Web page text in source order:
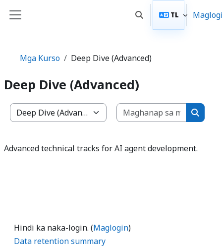
Lumaktaw patungo sa pangunahing nilalaman
Side panel I-toggle ang "input" sa
TL
Mga Kurso Deep Dive (Advanced)
Deep Dive (Advanced)
Mga kategoriya ng kurso
Advanced technical tracks for AI agent development.
Hindi ka naka-login. (Maglogin)
Data retention summary